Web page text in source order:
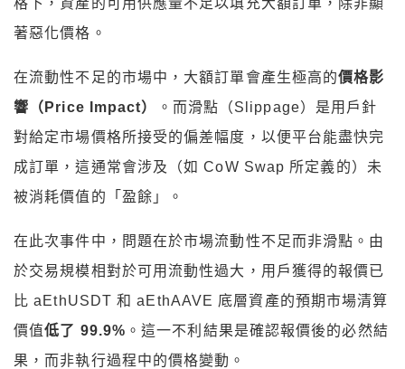
格下，資產的可用供應量不足以填充大額訂單，除非顯
著惡化價格。
在流動性不足的市場中，大額訂單會產生極高的價格影
響（Price Impact）
。而滑點（Slippage）是用戶針
對給定市場價格所接受的偏差幅度，以便平台能盡快完
成訂單，這通常會涉及（如 CoW Swap 所定義的）未
被消耗價值的「盈餘」。
在此次事件中，問題在於市場流動性不足而非滑點。由
於交易規模相對於可用流動性過大，用戶獲得的報價已
比 aEthUSDT 和 aEthAAVE 底層資產的預期市場清算
價值低了 99.9% 。這一不利結果是確認報價後的必然結
果，而非執行過程中的價格變動。